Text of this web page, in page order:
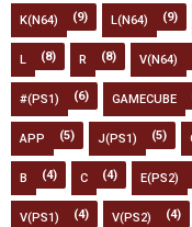
K(N64) (9) L(N64) (9)
L (8) R (8) V(N64)
#(PS1) (6) GAMECUBE
APP (5) J(PS1) (5)
B (4) C (4) E(PS2)
V(PS1) (4) V(PS2) (4)